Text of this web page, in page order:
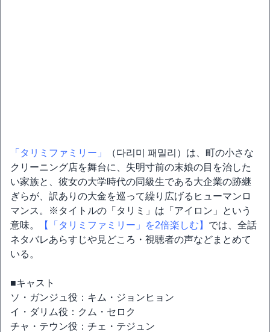
「タリミファミリー」
（다리미 패밀리）は、町の小さな
クリーニング店を舞台に、失明寸前の末娘の目を治した
い家族と、彼女の大学時代の同級生である大企業の跡継
ぎらが、訳ありの大金を巡って繰り広げるヒューマンロ
マンス。※タイトルの「タリミ」は「アイロン」という
意味。
【「タリミファミリー」を2倍楽しむ】 では、全話
ネタバレあらすじや見どころ・視聴者の声などまとめて
いる。
■キャスト
ソ・ガンジュ役：キム・ジョンヒョン
イ・ダリム役：クム・セロク
チャ・テウン役：チェ・テジュン